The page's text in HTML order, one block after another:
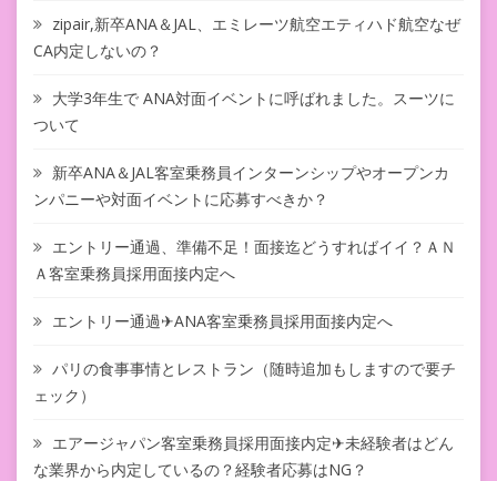
zipair,新卒ANA＆JAL、エミレーツ航空エティハド航空なぜ
CA内定しないの？
大学3年生で ANA対面イベントに呼ばれました。スーツに
ついて
新卒ANA＆JAL客室乗務員インターンシップやオープンカ
ンパニーや対面イベントに応募すべきか？
エントリー通過、準備不足！面接迄どうすればイイ？ＡＮ
Ａ客室乗務員採用面接内定へ
エントリー通過✈ANA客室乗務員採用面接内定へ
パリの食事事情とレストラン（随時追加もしますので要チ
ェック）
エアージャパン客室乗務員採用面接内定✈未経験者はどん
な業界から内定しているの？経験者応募はNG？